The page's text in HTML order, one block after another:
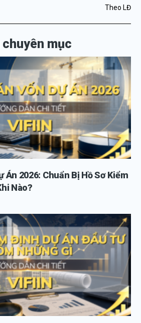
Theo LĐ
mục
Án 2026: Chuẩn Bị Hồ Sơ Kiểm
Nào?